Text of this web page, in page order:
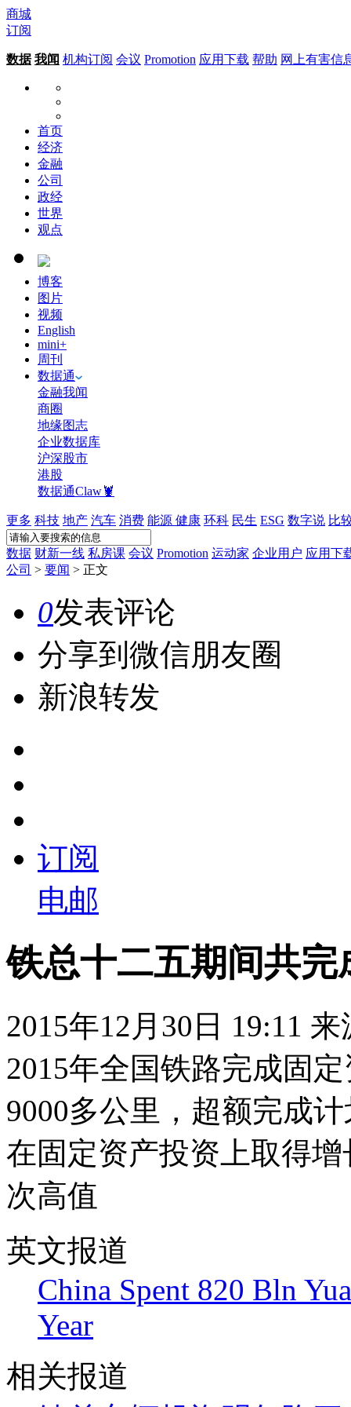
商城
订阅
数据 我闻 机构订阅 会议 Promotion 应用下载 帮助 网上有害信
首页
经济
金融
公司
政经
世界
观点
博客
图片
视频
English
mini+
周刊
数据通
金融我闻
商圈
地缘图志
企业数据库
沪深股市
港股
数据通Claw🦞
更多 科技 地产 汽车 消费 能源 健康 环科 民生 ESG 数字说 比
数据 财新一线 私房课 会议 Promotion 运动家 企业用户 应用下
公司 > 要闻 > 正文
0发表评论
分享到微信朋友圈
新浪转发
订阅
电邮
铁总十二五期间共
2015年12月30日 19:11
2015年全国铁路完成固
9000多公里，超额完成
在固定资产投资上取得
次高值
英文报道
China Spent 820 Bln
Year
相关报道